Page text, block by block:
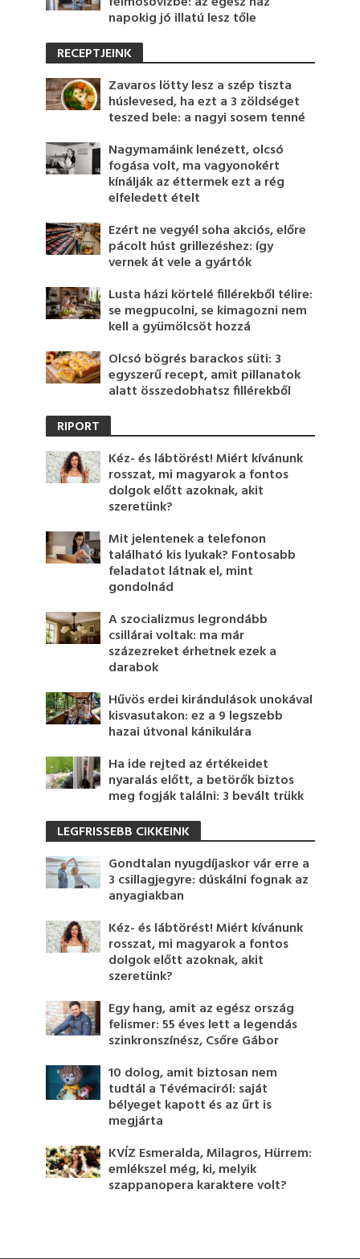
napokig jó illatú lesz tőle
RECEPTJEINK
Zavaros lötty lesz a szép tiszta
húslevesed, ha ezt a 3 zöldséget
teszed bele: a nagyi sosem tenné
Nagymamáink lenézett, olcsó
fogása volt, ma vagyonokért
kínálják az éttermek ezt a rég
elfeledett ételt
Ezért ne vegyél soha akciós, előre
pácolt húst grillezéshez: így
vernek át vele a gyártók
Lusta házi körtelé fillérekből télire:
se megpucolni, se kimagozni nem
kell a gyümölcsöt hozzá
Olcsó bögrés barackos süti: 3
egyszerű recept, amit pillanatok
alatt összedobhatsz fillérekből
RIPORT
Kéz- és lábtörést! Miért kívánunk
rosszat, mi magyarok a fontos
dolgok előtt azoknak, akit
szeretünk?
Mit jelentenek a telefonon
található kis lyukak? Fontosabb
feladatot látnak el, mint
gondolnád
A szocializmus legrondább
csillárai voltak: ma már
százezreket érhetnek ezek a
darabok
Hűvös erdei kirándulások unokával
kisvasutakon: ez a 9 legszebb
hazai útvonal kánikulára
Ha ide rejted az értékeidet
nyaralás előtt, a betörők biztos
meg fogják találni: 3 bevált trükk
LEGFRISSEBB CIKKEINK
Gondtalan nyugdíjaskor vár erre a
3 csillagjegyre: dúskálni fognak az
anyagiakban
Kéz- és lábtörést! Miért kívánunk
rosszat, mi magyarok a fontos
dolgok előtt azoknak, akit
szeretünk?
Egy hang, amit az egész ország
felismer: 55 éves lett a legendás
szinkronszínész, Csőre Gábor
10 dolog, amit biztosan nem
tudtál a Tévémaciról: saját
bélyeget kapott és az űrt is
megjárta
KVÍZ Esmeralda, Milagros, Hürrem:
emlékszel még, ki, melyik
szappanopera karaktere volt?